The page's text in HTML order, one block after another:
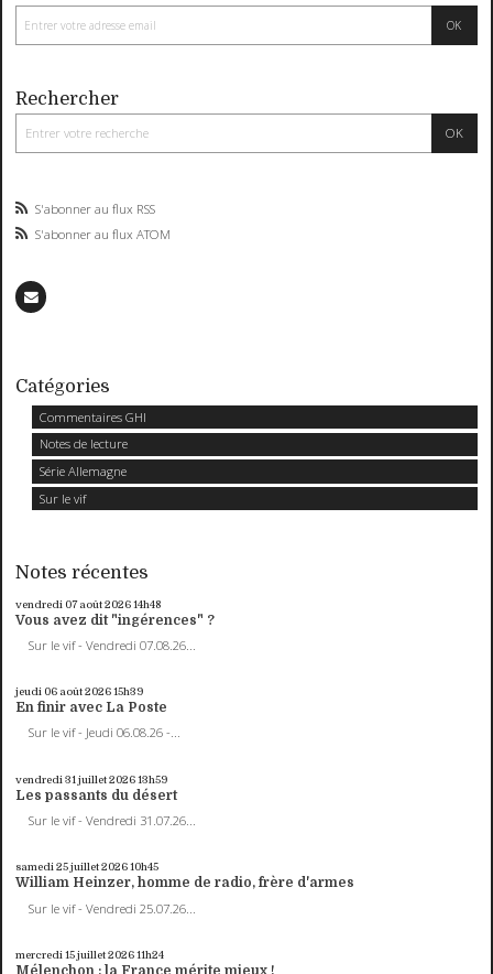
Rechercher
S'abonner au flux RSS
S'abonner au flux ATOM
Catégories
Commentaires GHI
Notes de lecture
Série Allemagne
Sur le vif
Notes récentes
vendredi 07 août 202614h48
Vous avez dit "ingérences" ?
Sur le vif - Vendredi 07.08.26...
jeudi 06 août 202615h39
En finir avec La Poste
Sur le vif - Jeudi 06.08.26 -...
vendredi 31 juillet 202613h59
Les passants du désert
Sur le vif - Vendredi 31.07.26...
samedi 25juillet 202610h45
William Heinzer, homme de radio, frère d'armes
Sur le vif - Vendredi 25.07.26...
mercredi 15juillet 202611h24
Mélenchon : la France mérite mieux !